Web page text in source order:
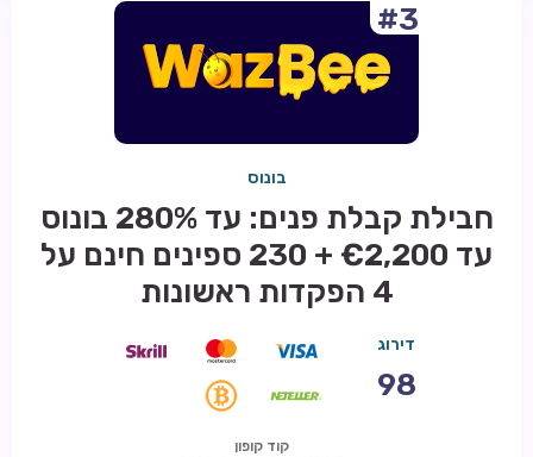
#3
בונוס
חבילת קבלת פנים: עד 280% בונוס
עד €2,200 + 230 ספינים חינם על
4 הפקדות ראשונות
דירוג
98
קוד קופון